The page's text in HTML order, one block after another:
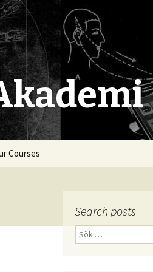
Courses
Search posts
Sök
efter: